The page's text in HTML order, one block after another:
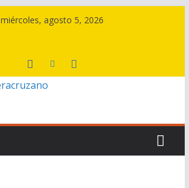
miércoles, agosto 5, 2026